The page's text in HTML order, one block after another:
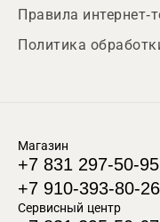
Правила интернет-
Политика
Магазин
+7 831 297-50-95
+7 910-393-80-26
Сервисный центр